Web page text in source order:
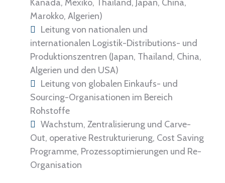
Kanada, Mexiko, Thailand, Japan, China,
Marokko, Algerien)
Leitung von nationalen und
internationalen Logistik-Distributions- und
Produktionszentren (Japan, Thailand, China,
Algerien und den USA)
Leitung von globalen Einkaufs- und
Sourcing-Organisationen im Bereich
Rohstoffe
Wachstum, Zentralisierung und Carve-
Out, operative Restrukturierung, Cost Saving
Programme, Prozessoptimierungen und Re-
Organisation